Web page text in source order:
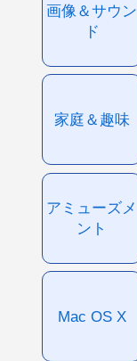
画像＆サウン
ド
家庭＆趣味
アミューズメ
ント
Mac OS X